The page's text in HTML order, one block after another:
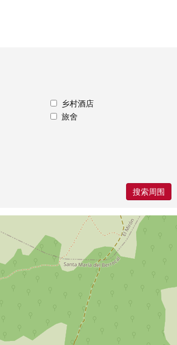
乡村酒店
旅舍
搜索周围